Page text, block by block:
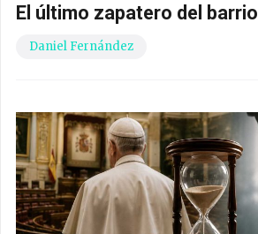
El último zapatero del barrio
Daniel Fernández